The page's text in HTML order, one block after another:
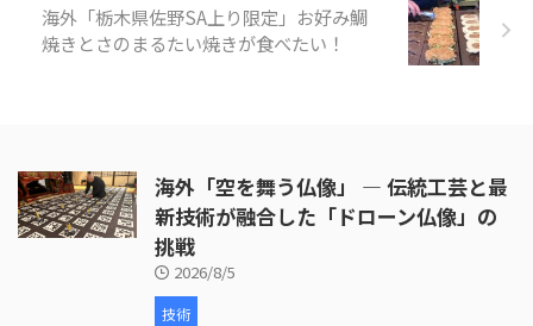
物」の様子を見てみましょう。
引用 ...
海外「栃木県佐野SA上り限定」お好み鯛
焼きとさのまるたい焼きが食べたい！
海外「空を舞う仏像」 ― 伝統工芸と最
新技術が融合した「ドローン仏像」の
挑戦
2026/8/5
技術